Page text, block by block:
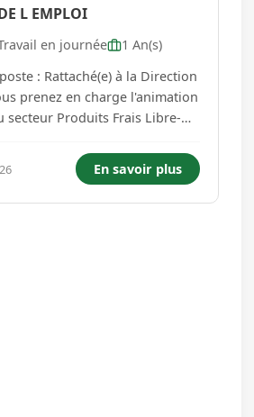
L EMPLOI
en journée
1 An(s)
la Direction
prenez en charge l'animation
secteur Produits Frais Libre-
du secteur FLS. * Assurer
et des
* Garant...
En savoir plus